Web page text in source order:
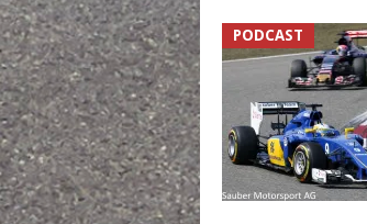
PODCAST